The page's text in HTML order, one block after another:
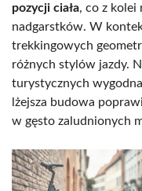
pozycji ciała, co z kolei
nadgarstków. W
trekkingowych
różnych stylów jazdy.
turystycznych
lżejsza budowa
w gęsto zaludnionych